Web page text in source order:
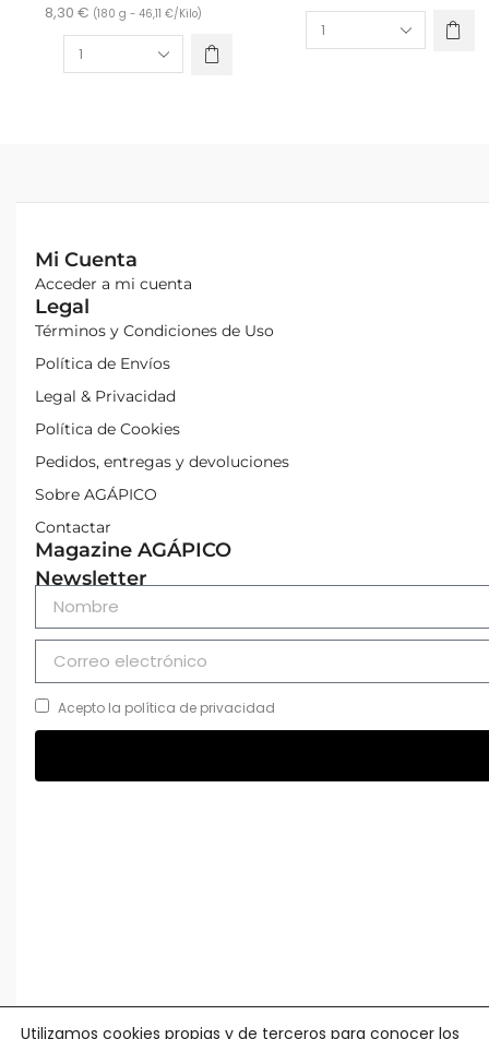
8,30€ (180 g -46,11€/Kilo)
Mi Cuenta
Acceder a mi cuenta
Legal
Términos y Condiciones de Uso
Política de Envíos
Legal & Privacidad
Política de Cookies
Pedidos, entregas y devoluciones
Sobre AGÁPICO
Contactar
Magazine AGÁPICO
Newsletter
Acepto la política de privacidad
Utilizamos cookies propias y de terceros para conocer los